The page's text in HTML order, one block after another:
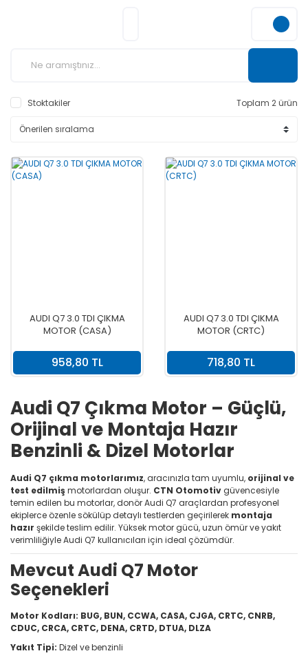
Stoktakiler Toplam 2 ürün
AUDI Q7 3.0 TDI ÇIKMA
MOTOR (CASA)
958,80 TL
AUDI Q7 3.0 TDI ÇIKMA
MOTOR (CRTC)
718,80 TL
Audi Q7 Çıkma Motor – Güçlü,
Orijinal ve Montaja Hazır
Benzinli & Dizel Motorlar
Audi Q7 çıkma motorlarımız, aracınızla tam uyumlu, orijinal ve
test edilmiş motorlardan oluşur. CTN Otomotivgüvencesiyle
temin edilen bu motorlar, donör Audi Q7 araçlardan profesyonel
ekiplerce özenle sökülüp detaylı testlerden geçirilerek montaja
hazır şekilde teslim edilir. Yüksek motor gücü, uzun ömür ve yakıt
verimliliğiyle Audi Q7 kullanıcıları için ideal çözümdür.
Mevcut Audi Q7 Motor
Seçenekleri
Motor Kodları: BUG, BUN, CCWA, CASA, CJGA, CRTC, CNRB,
CDUC, CRCA, CRTC, DENA, CRTD, DTUA, DLZA
Yakıt Tipi: Dizel ve benzinli